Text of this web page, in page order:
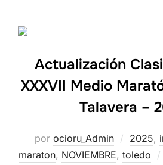
Actualización
XXXVII Medio
Talavera –
por ocioru_Admin 2025,
maraton, NOVIEMBRE, toledo